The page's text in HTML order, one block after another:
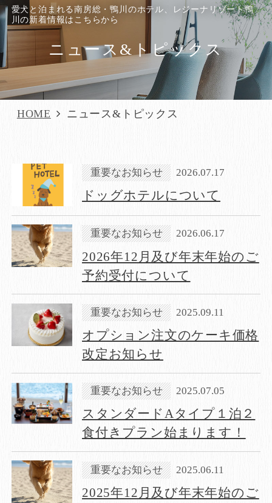
愛犬と泊まれる南房総・鴨川のホテル、レジーナリゾート鴨
川の新着情報はこちらから
ニュース&トピックス
HOME ニュース&トピックス
重要なお知らせ 2026.07.17
ドッグホテルについて
重要なお知らせ 2026.06.17
​2026年12月及び年末年始のご
予約受付について
重要なお知らせ 2025.09.11
オプション注文のケーキ価格
改定お知らせ
重要なお知らせ 2025.07.05
スタンダードAタイプ１泊２
食付きプラン始まります！
重要なお知らせ 2025.06.11
​2025年12月及び年末年始のご